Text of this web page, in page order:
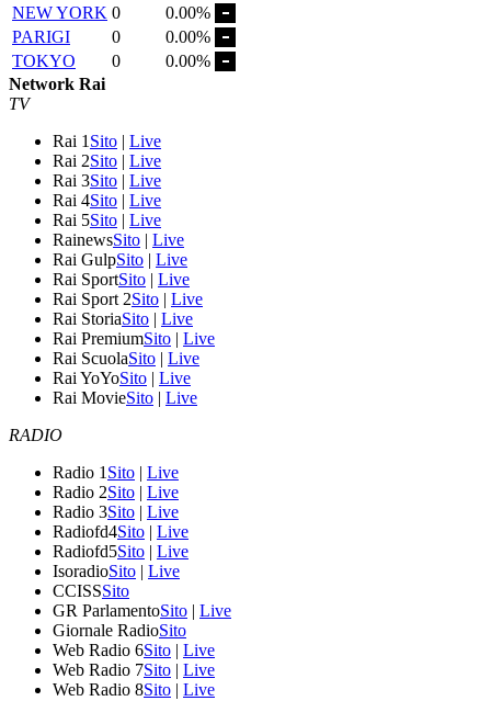
NEW YORK 0
0.00%
PARIGI
0
0.00%
TOKYO
0
0.00%
Network Rai
TV
Rai 1 Sito | Live
Rai 2Sito | Live
Rai 3Sito | Live
Rai 4Sito | Live
Rai 5Sito | Live
RainewsSito | Live
Rai GulpSito | Live
Rai SportSito | Live
Rai Sport 2Sito | Live
Rai StoriaSito | Live
Rai PremiumSito | Live
Rai ScuolaSito | Live
Rai YoYoSito | Live
Rai MovieSito | Live
RADIO
Radio 1 Sito | Live
Radio 2Sito | Live
Radio 3Sito | Live
Radiofd4Sito | Live
Radiofd5Sito | Live
IsoradioSito | Live
CCISSSito
GR ParlamentoSito | Live
Giornale RadioSito
Web Radio 6Sito | Live
Web Radio 7Sito | Live
Web Radio 8Sito | Live